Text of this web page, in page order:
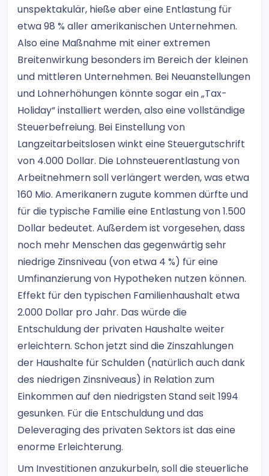
unspektakulär, hieße aber eine Entlastung für
etwa 98 % aller amerikanischen Unternehmen.
Also eine Maßnahme mit einer extremen
Breitenwirkung besonders im Bereich der kleinen
und mittleren Unternehmen. Bei Neuanstellungen
und Lohnerhöhungen könnte sogar ein „Tax-
Holiday“ installiert werden, also eine vollständige
Steuerbefreiung. Bei Einstellung von
Langzeitarbeitslosen winkt eine Steuergutschrift
von 4.000 Dollar. Die Lohnsteuerentlastung von
Arbeitnehmern soll verlängert werden, was etwa
160 Mio. Amerikanern zugute kommen dürfte und
für die typische Familie eine Entlastung von 1.500
Dollar bedeutet. Außerdem ist vorgesehen, dass
noch mehr Menschen das gegenwärtig sehr
niedrige Zinsniveau (von etwa 4 %) für eine
Umfinanzierung von Hypotheken nutzen können.
Effekt für den typischen Familienhaushalt etwa
2.000 Dollar pro Jahr. Das würde die
Entschuldung der privaten Haushalte weiter
erleichtern. Schon jetzt sind die Zinszahlungen
der Haushalte für Schulden (natürlich auch dank
des niedrigen Zinsniveaus) in Relation zum
Einkommen auf den niedrigsten Stand seit 1994
gesunken. Für die Entschuldung und das
Deleveraging des privaten Sektors ist das eine
enorme Erleichterung.
Um Investitionen anzukurbeln, soll die steuerliche